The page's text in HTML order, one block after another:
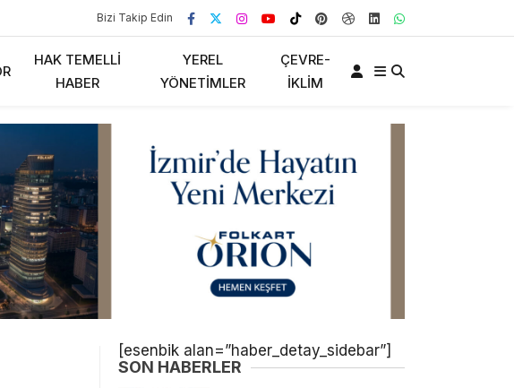
Bizi Takip Edin
HAK TEMELLI
HABER
YEREL
YÖNETIMLER
ÇEVRE-
İKLIM
[esenbik alan=”haber_detay_sidebar”]
SON HABERLER